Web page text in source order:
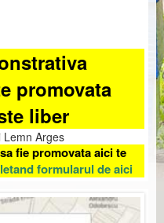
promovata
liber
Arges
fie promovata aici te
formularul de aici